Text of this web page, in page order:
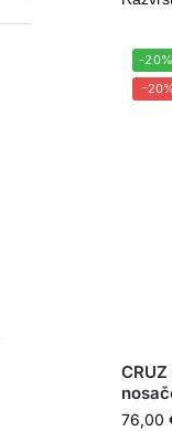
-20%
-
76,00